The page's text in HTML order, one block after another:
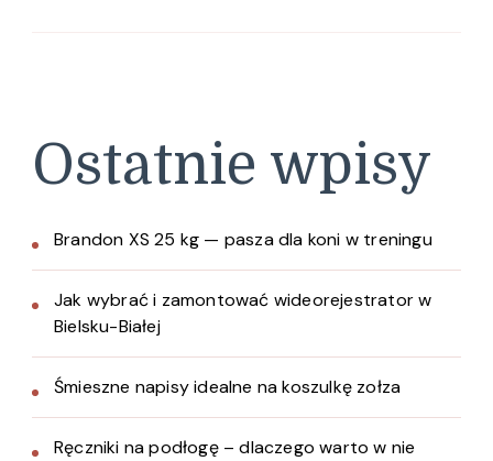
Ostatnie wpisy
Brandon XS 25 kg — pasza dla koni w treningu
Jak wybrać i zamontować wideorejestrator w
Bielsku-Białej
Śmieszne napisy idealne na koszulkę zołza
Ręczniki na podłogę – dlaczego warto w nie